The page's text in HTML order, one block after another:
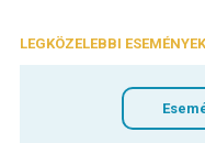
LEGKÖZELEBBI ESEMÉNYEK